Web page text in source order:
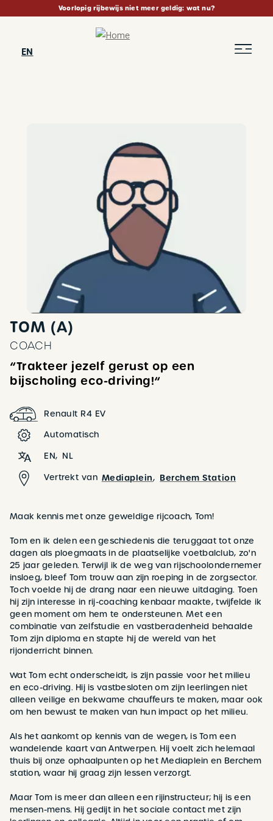
content
Voorlopig rijbewijs niet meer geldig: wat nu?
EN
TOM (A)
COACH
“Trakteer jezelf gerust op een
bijscholing eco-driving!“
Renault R4 EV
Automatisch
EN
NL
Vertrekt van Mediaplein Berchem Station
Maak kennis met onze geweldige rijcoach, Tom!
Tom en ik delen een geschiedenis die teruggaat tot onze
dagen als ploegmaats in de plaatselijke voetbalclub, zo'n
25 jaar geleden. Terwijl ik de weg van rijschoolondernemer
insloeg, bleef Tom trouw aan zijn roeping in de zorgsector.
Toch voelde hij de drang naar een nieuwe uitdaging. Toen
hij zijn interesse in rij-coaching kenbaar maakte, twijfelde ik
geen moment om hem te ondersteunen. Met een
combinatie van zelfstudie en vastberadenheid behaalde
Tom zijn diploma en stapte hij de wereld van het
rijonderricht binnen.
Wat Tom echt onderscheidt, is zijn passie voor het milieu
en eco-driving. Hij is vastbesloten om zijn leerlingen niet
alleen veilige en bekwame chauffeurs te maken, maar ook
om hen bewust te maken van hun impact op het milieu.
Als het aankomt op kennis van de wegen, is Tom een
wandelende kaart van Antwerpen. Hij voelt zich helemaal
thuis bij onze ophaalpunten op het Mediaplein en Berchem
station, waar hij graag zijn lessen verzorgt.
Maar Tom is meer dan alleen een rijinstructeur; hij is een
mensen-mens. Hij gedijt in het sociale contact met zijn